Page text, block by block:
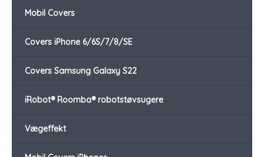
Mobil Covers
Covers iPhone 6/6S/7/8/SE
Covers Samsung Galaxy S22
iRobot® Roomba® robotstøvsugere
Vægeffekt